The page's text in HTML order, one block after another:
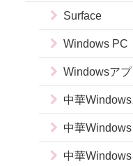
Surface
Windows PC
Windowsアプ
中華
中華
中華Windows